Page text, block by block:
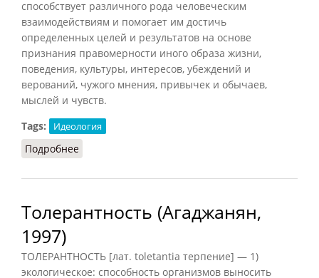
способствует различного рода человеческим
взаимодействиям и помогает им достичь
определенных целей и результатов на основе
признания правомерности иного образа жизни,
поведения, культуры, интересов, убеждений и
верований, чужого мнения, привычек и обычаев,
мыслей и чувств.
Tags:
Идеология
Подробнее
Толерантность (Агаджанян,
1997)
ТОЛЕРАНТНОСТЬ [лат. toletantia терпение] — 1)
экологическое: способность организмов выносить